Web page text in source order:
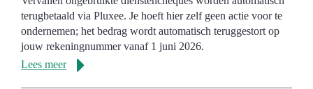
terugbetaald via Pluxee. Je hoeft hier zelf geen actie voor te
ondernemen; het bedrag wordt automatisch teruggestort op
jouw rekeningnummer vanaf 1 juni 2026.
Lees meer